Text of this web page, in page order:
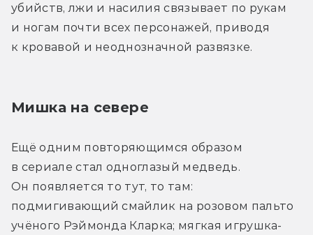
убийств, лжи и насилия связывает по рукам
и ногам почти всех персонажей, приводя
к кровавой и неоднозначной развязке.
Мишка на севере
Ещё одним повторяющимся образом
в сериале стал одноглазый медведь.
Он появляется то тут, то там:
подмигивающий смайлик на розовом пальто
учёного Рэймонда Кларка; мягкая игрушка-